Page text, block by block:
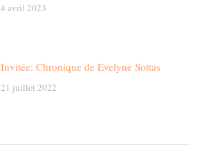
4 avril 2023
Invitée: Chronique de Evelyne Sottas
21 juillet 2022